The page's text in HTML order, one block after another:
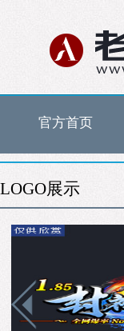
官方首页
LOGO展示